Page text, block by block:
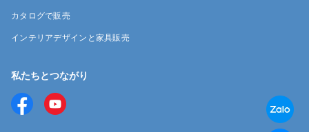
カタログで販売
インテリアデザインと家具販売
私たちとつながり